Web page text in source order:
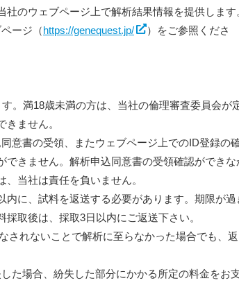
のウェブページ上で解析結果情報を提供します
ージ（https://genequest.jp/
）をご参照くださ
。満18歳未満の方は、当社の倫理審査委員会が
ません。
意書の受領、またウェブページ上でのID登録の
きません。解析申込同意書の受領確認ができな
当社は責任を負いません。
に、試料を返送する必要があります。期限が過
取後は、採取3日以内にご返送下さい。
されないことで解析に至らなかった場合でも、返
た場合、紛失した部分にかかる所定の料金をお